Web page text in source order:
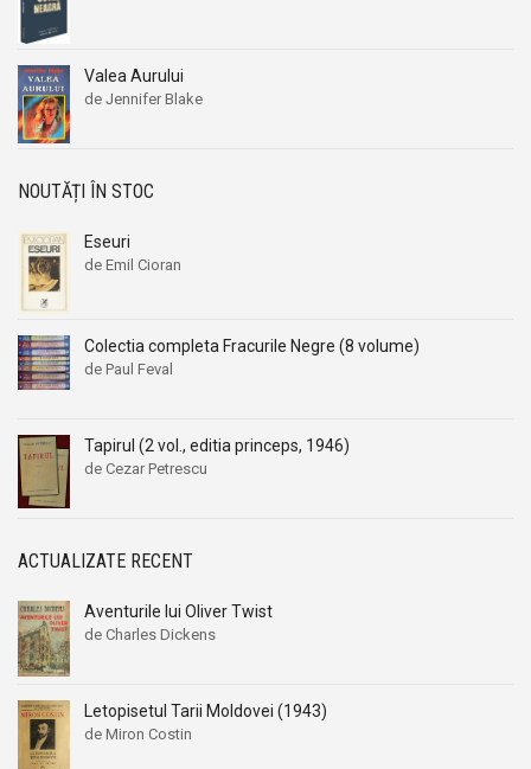
Valea Aurului
de Jennifer Blake
NOUTĂȚI ÎN STOC
Eseuri
de Emil Cioran
Colectia completa Fracurile Negre (8 volume)
de Paul Feval
Tapirul (2 vol., editia princeps, 1946)
de Cezar Petrescu
ACTUALIZATE RECENT
Aventurile lui Oliver Twist
de Charles Dickens
Letopisetul Tarii Moldovei (1943)
de Miron Costin